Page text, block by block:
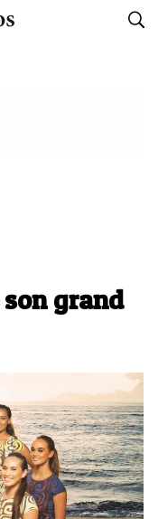
grand